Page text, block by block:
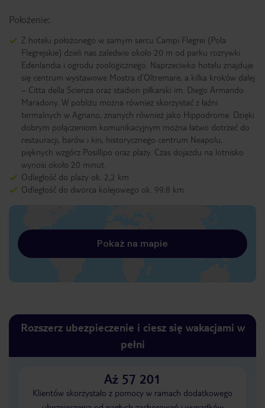
Położenie:
Z hotelu położonego w samym sercu Campi Flegrei (Pola
Flegrejskie) dzieli nas zaledwie około 20 m od parku rozrywki
Edenlandia i ogrodu zoologicznego. Naprzeciwko hotelu znajduje
się centrum wystawowe Mostra d’Oltremare, a kilka kroków dalej
– Citta della Scienza oraz stadion piłkarski im. Diego Armando
Maradony. W pobliżu można również skorzystać z łaźni
termalnych w Agnano, znanych również jako Hippodrome. Dzięki
dobrym połączeniom komunikacyjnym można łatwo dotrzeć do
restauracji, barów i kin, historycznego centrum Neapolu,
pięknych wzgórz Posillipo oraz plaży. Czas dojazdu na lotnisko
wynosi około 20 minut.
Odległość do plaży ok. 2,2 km
Odległość do dworca kolejowego ok. 99,8 km
Pokaż na mapie
Rozszerz ubezpieczenie i ciesz się wakacjami w
pełni
Aż 57 201
Klientów skorzystało z pomocy w ramach dodatkowego